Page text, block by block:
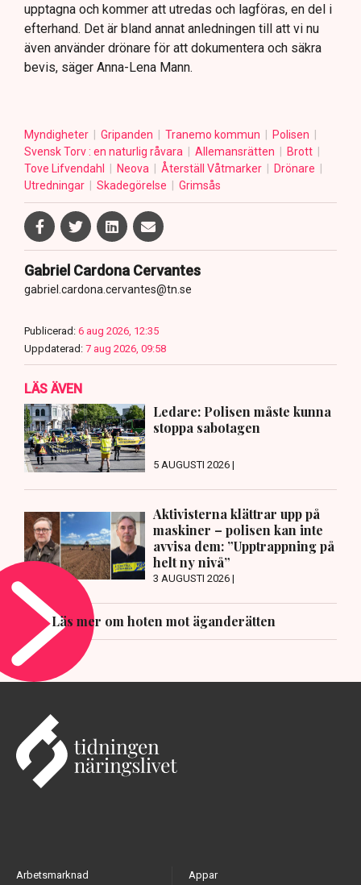
upptagna och kommer att utredas och lagföras, en del i
efterhand. Det är bland annat anledningen till att vi nu
även använder drönare för att dokumentera och säkra
bevis, säger Anna-Lena Mann.
Myndigheter Gripanden Tranemo kommun
Polisen
Svensk Torv : en naturlig råvara
Allemansrätten
Brott
Tove Lifvendahl
Neova Återställ Våtmarker
Drönare
Utredningar
Skadegörelse Grimsås
Gabriel Cardona Cervantes
gabriel.cardona.cervantes@tn.se
Publicerad: 6 aug 2026, 12:35
Uppdaterad: 7 aug 2026, 09:58
LÄS ÄVEN
Ledare: Polisen måste kunna
stoppa sabotagen
5 AUGUSTI 2026 |
Aktivisterna klättrar upp på
maskiner – polisen kan inte
avvisa dem: ”Upptrappning på
helt ny nivå”
3 AUGUSTI 2026 |
Läs mer om hoten mot äganderätten
Arbetsmarknad Appar